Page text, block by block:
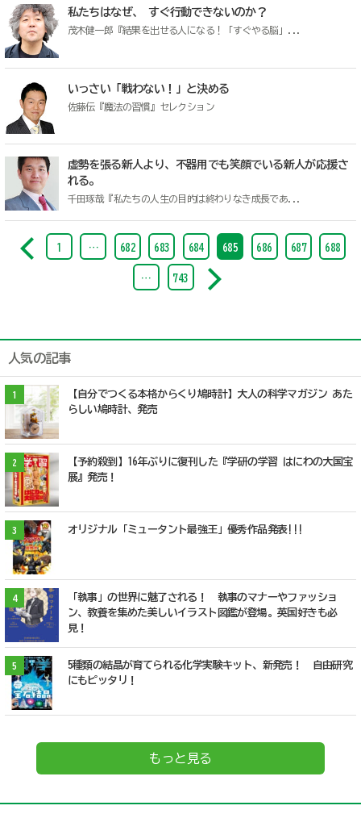
私たちはなぜ、 すぐ行動できないのか？
茂木健一郎『結果を出せる人になる！「すぐやる脳」...
いっさい「戦わない！」と決める
佐藤伝『魔法の習慣』セレクション
虚勢を張る新人より、不器用でも笑顔でいる新人が応援さ
れる。
千田琢哉『私たちの人生の目的は終わりなき成長であ...
1 … 682 683 684 685 686 687 688
… 743
人気の記事
1
【自分でつくる本格からくり鳩時計】大人の科学マガジン あた
らしい鳩時計、発売
2
【予約殺到】16年ぶりに復刊した『学研の学習 はにわの大国宝
展』発売！
3 オリジナル「ミュータント最強王」優秀作品発表!!!
4
「執事」の世界に魅了される！ 執事のマナーやファッショ
ン、教養を集めた美しいイラスト図鑑が登場。英国好きも必
見！
5
5種類の結晶が育てられる化学実験キット、新発売！ 自由研究
にもピッタリ！
もっと見る